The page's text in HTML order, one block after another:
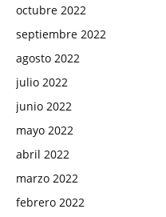
octubre 2022
septiembre 2022
agosto 2022
julio 2022
junio 2022
mayo 2022
abril 2022
marzo 2022
febrero 2022